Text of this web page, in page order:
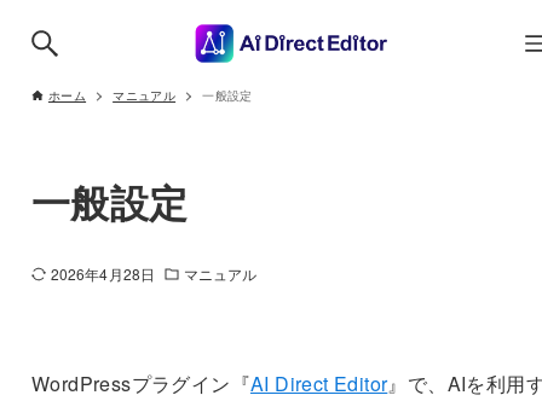
ホーム マニュアル 一般設定
一般設定
2026年4月28日 マニュアル
WordPressプラグイン『AI Direct Editor』で、AIを利用